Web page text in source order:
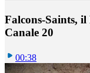
Falcons-Saints,
Canale 20
00:38